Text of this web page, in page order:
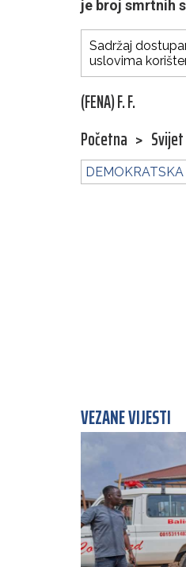
je broj smrtnih
Sadržaj
uslovima
(FENA) F. F.
Početna > Svijet
VEZANE VIJESTI